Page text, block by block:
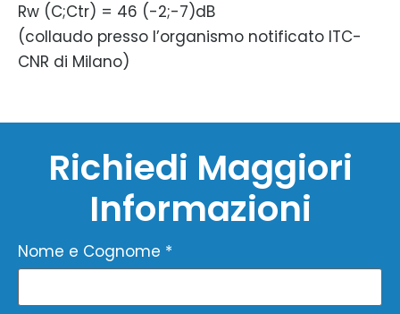
Rw (C;Ctr) = 46 (-2;-7)dB
(collaudo presso l’organismo notificato ITC-
CNR di Milano)
Richiedi Maggiori
Informazioni
Nome e Cognome *